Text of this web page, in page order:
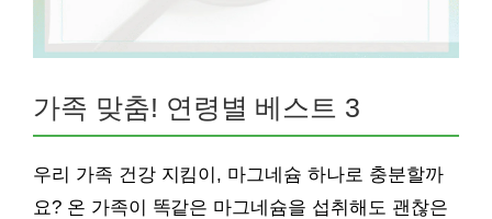
가족 맞춤! 연령별 베스트 3
우리 가족 건강 지킴이, 마그네슘 하나로 충분할까
요? 온 가족이 똑같은 마그네슘을 섭취해도 괜찮은